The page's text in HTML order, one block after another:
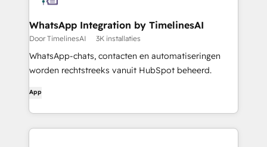
WhatsApp Integration by TimelinesAI
Door TimelinesAI 3K installaties
WhatsApp-chats, contacten en automatiseringen
worden rechtstreeks vanuit HubSpot beheerd.
App